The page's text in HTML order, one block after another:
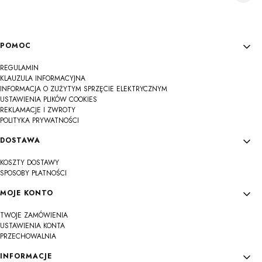
Linki w stopce
POMOC
REGULAMIN
KLAUZULA INFORMACYJNA
INFORMACJA O ZUŻYTYM SPRZĘCIE ELEKTRYCZNYM
USTAWIENIA PLIKÓW COOKIES
REKLAMACJE I ZWROTY
POLITYKA PRYWATNOŚCI
DOSTAWA
KOSZTY DOSTAWY
SPOSOBY PŁATNOŚCI
MOJE KONTO
TWOJE ZAMÓWIENIA
USTAWIENIA KONTA
PRZECHOWALNIA
INFORMACJE